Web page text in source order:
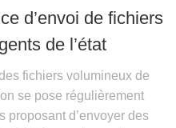
d’envoi de fichiers
de l’état
fichiers volumineux de
se pose régulièrement
proposant d’envoyer des